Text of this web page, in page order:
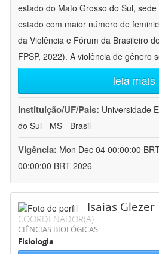
estado do Mato Grosso do Sul,
estado com maior número de
da Violência e Fórum da Brasileiro
FPSP, 2022). A violência de gênero
leia mais
Instituição/UF/País: Universidade
do Sul - MS - Brasil
Vigência: Mon Dec 04 00:00:00
00:00:00 BRT 2026
Isaias Glezer
COORDENADOR(A)
CIÊNCIAS BIOLÓGICAS
Fisiologia